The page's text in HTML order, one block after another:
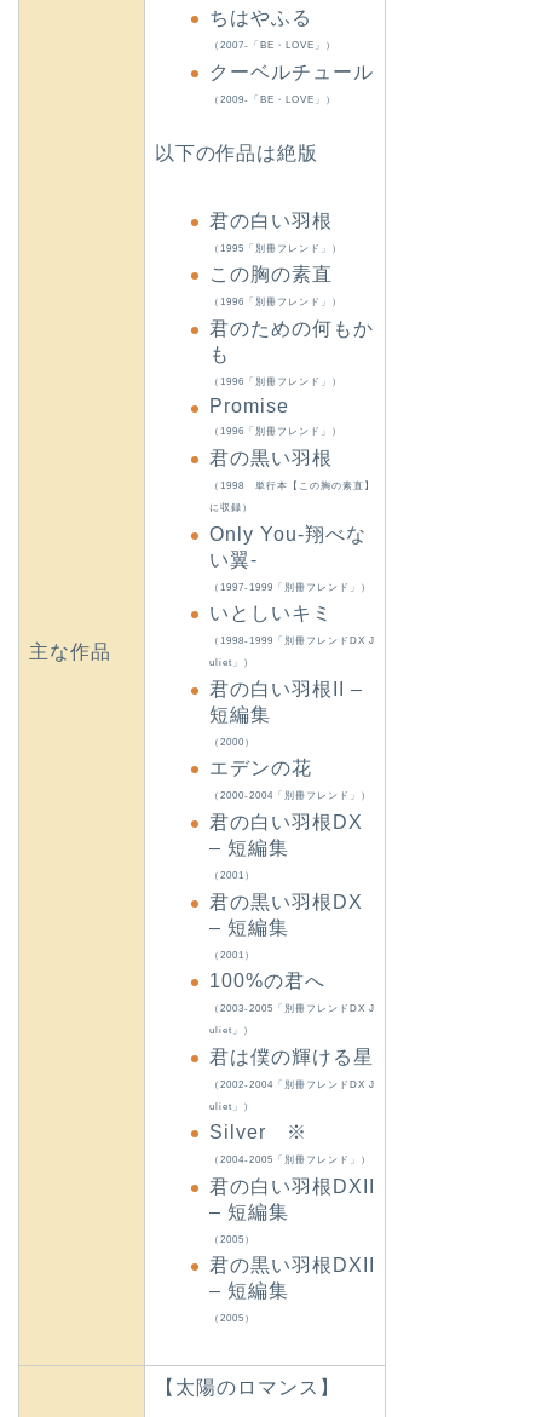
主な作品
ちはやふる
（2007-「BE・LOVE」）
クーベルチュール
（2009-「BE・LOVE」）
以下の作品は絶版
君の白い羽根
（1995「別冊フレンド」）
この胸の素直
（1996「別冊フレンド」）
君のための何もか
も
（1996「別冊フレンド」）
Promise
（1996「別冊フレンド」）
君の黒い羽根
（1998 単行本【この胸の素直】
に収録）
Only You-翔べな
い翼-
（1997-1999「別冊フレンド」）
いとしいキミ
（1998-1999「別冊フレンドDX J
uliet」）
君の白い羽根II –
短編集
（2000）
エデンの花
（2000-2004「別冊フレンド」）
君の白い羽根DX
– 短編集
（2001）
君の黒い羽根DX
– 短編集
（2001）
100%の君へ
（2003-2005「別冊フレンドDX J
uliet」）
君は僕の輝ける星
（2002-2004「別冊フレンドDX J
uliet」）
Silver ※
（2004-2005「別冊フレンド」）
君の白い羽根DXII
– 短編集
（2005）
君の黒い羽根DXII
– 短編集
（2005）
【太陽のロマンス】